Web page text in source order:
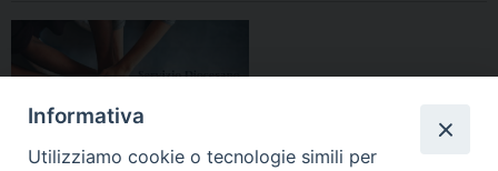
Informativa
Utilizziamo cookie o tecnologie simili per